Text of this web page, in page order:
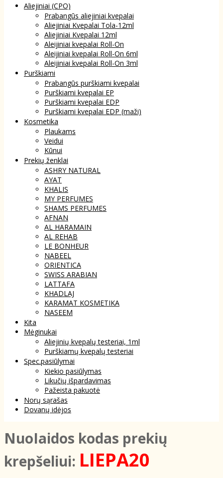
Aliejiniai (CPO)
Prabangūs aliejiniai kvepalai
Aliejiniai Kvepalai Tola-12ml
Aliejiniai Kvepalai 12ml
Aleijiniai kvepalai Roll-On
Aleijiniai kvepalai Roll-On 6ml
Aleijiniai kvepalai Roll-On 3ml
Purškiami
Prabangūs purškiami kvepalai
Purškiami kvepalai EP
Purškiami kvepalai EDP
Purškiami kvepalai EDP (maži)
Kosmetika
Plaukams
Veidui
Kūnui
Prekių ženklai
ASHRY NATURAL
AYAT
KHALIS
MY PERFUMES
SHAMS PERFUMES
AFNAN
AL HARAMAIN
AL REHAB
LE BONHEUR
NABEEL
ORIENTICA
SWISS ARABIAN
LATTAFA
KHADLAJ
KARAMAT KOSMETIKA
NASEEM
Kita
Mėginukai
Aliejinių kvepalų testeriai, 1ml
Purškiamų kvepalų testeriai
Spec.pasiūlymai
Kiekio pasiūlymas
Likučių išpardavimas
Pažeista pakuotė
Norų sąrašas
Dovanų idėjos
NuoIaidos kodas prekių
krepšeliui: LIEPA20